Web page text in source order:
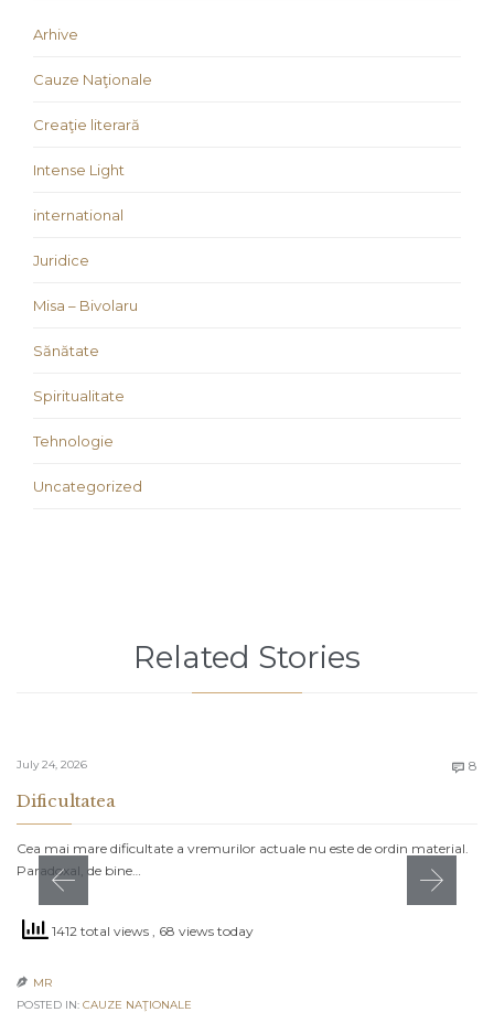
Arhive
Cauze Naţionale
Creaţie literară
Intense Light
international
Juridice
Misa – Bivolaru
Sănătate
Spiritualitate
Tehnologie
Uncategorized
Related Stories
July 24, 2026  8
Dificultatea
Cea mai mare dificultate a vremurilor actuale nu este de ordin material.
Paradoxal, de bine…
1412 total views , 68 views today
 MR
POSTED IN: CAUZE NAŢIONALE